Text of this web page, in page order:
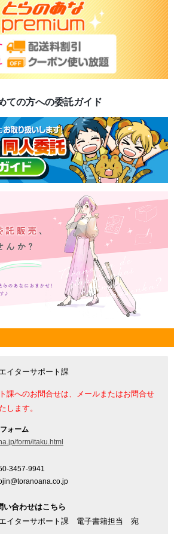
ての方への委託ガイド
イターサポート課
課へのお問合せは、メールまたはお問合せ
します。
ォーム
form/itaku.html
3457-9941
い合わせはこちら
イターサポート課 電子書籍担当 宛